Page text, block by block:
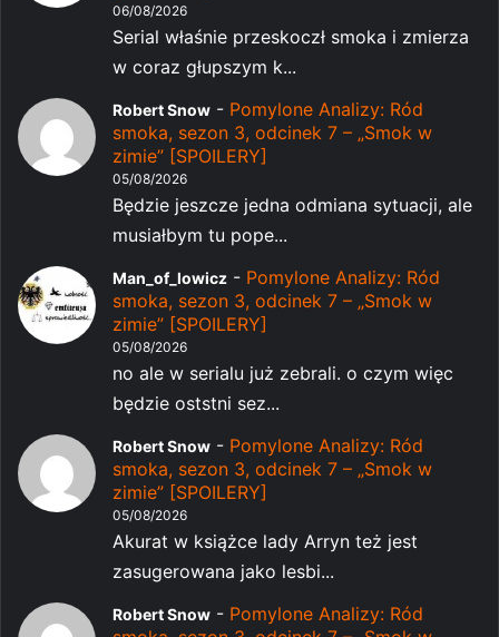
06/08/2026
Serial właśnie przeskoczł smoka i zmierza
w coraz głupszym k...
Robert Snow - Pomylone Analizy: Ród
smoka, sezon 3, odcinek 7 – „Smok w
zimie” [SPOILERY]
05/08/2026
Będzie jeszcze jedna odmiana sytuacji, ale
musiałbym tu pope...
Man_of_lowicz - Pomylone Analizy: Ród
smoka, sezon 3, odcinek 7 – „Smok w
zimie” [SPOILERY]
05/08/2026
no ale w serialu już zebrali. o czym więc
będzie oststni sez...
Robert Snow - Pomylone Analizy: Ród
smoka, sezon 3, odcinek 7 – „Smok w
zimie” [SPOILERY]
05/08/2026
Akurat w książce lady Arryn też jest
zasugerowana jako lesbi...
Robert Snow - Pomylone Analizy: Ród